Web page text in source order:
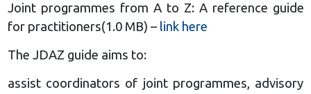
Joint programmes from A to Z: A reference guide
for practitioners(1.0 MB) – link here
The JDAZ guide aims to:
assist coordinators of joint programmes, advisory